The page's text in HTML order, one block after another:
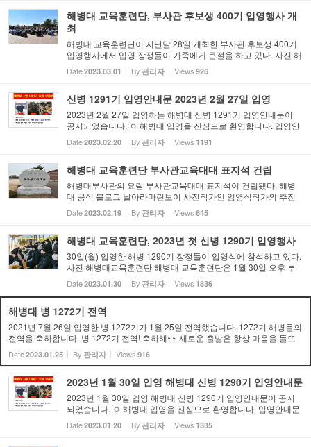
해병대 교육훈련단, 부사관 후보생 400기 입영행사 개
최
해병대 교육훈련단이 지난달 28일 개최한 부사관 후보생 400기
입영행사에서 입영 장정들이 가족에게 큰절을 하고 있다. 사진 해
병대교육훈련단 제공 해병대 교육훈련단은 2월 28일 김성은관에
서 부사관 후보생 400기 150명의 입영 행사를 개최했다. 해병대
Date2023.03.01 By 관리자 Views 926
신병 1291기 입영안내문 2023년 2월 27일 입영
2023년 2월 27일 입영하는 해병대 신병 1291기 입영안내문이
공지되었습니다. ㅇ 해병대 입영을 진심으로 환영합니다. 입영안
내문을 필히 확인 후 입영바랍니다. ㅇ 주요내용 - 교육훈련단 입
영장소 총 2개소로 변경(교육훈련단 정문, 군수단 정문) - 기존
Date2023.02.20 By 관리자 Views 1191
해병대 교육훈련단 부사관교육대대 표지석 건립
해병대부사관의 요람 부사관교육대대 표지석이 건립됐다. 해병
대 공식 블로그 날아라마린보이 사진작가인 임영식작가의 추진
으로 건립된 해병대부사관의 요람 부사관교육대대 표지석은 해
병대 교육훈련단 부사관교육대대에 입구에 17일 오전 세워졌다.
Date2023.02.19 By 관리자 Views 645
해병대 교육훈련단, 2023년 첫 신병 1290기 입영행사
30일(월) 입영한 해병 1290기 장정들이 입영식에 참석하고 있다.
사진 해병대교육훈련단 해병대 교육훈련단은 1월 30일 오후 부
대 행사 연병장에서 올해 첫 신병 입영식을 거행했다고 밝혔다.
이번 입영 행사는 입영 장정 1100여 명이 참석한 가운데 코로나1
9 ...
Date2023.01.30 By 관리자 Views 1836
해병대 병 1272기 전역
2021년 7월 26일 입영한 병 1272기가 1월 25일 전역했습니다. 1272기 해병들의
전역을 축하합니다. 병 1272기 전역! 축하해~~ 새로운 출발은 항상 마음을 들뜨
게 만드는데요! 오늘은 새해 첫 걸음을 내딛는 병1272기의 명예로운 전역식날입
니다. 2021년 7월 26...
Date2023.01.25 By 관리자 Views 916
2023년 1월 30일 입영 해병대 신병 1290기 입영안내문
2023년 1월 30일 입영 해병대 신병 1290기 입영안내문이 공지
되었습니다. ㅇ 해병대 입영을 진심으로 환영합니다. 입영안내문
을 필히 확인 후 입영바랍니다. ㅇ 주요내용 - 교육훈련단 입영장
소 총 2개소로 변경(교육훈련단 정문, 군수단 정문) - 기존 교육
Date2023.01.20 By 관리자 Views 1335